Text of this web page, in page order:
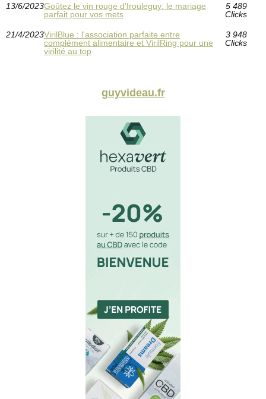
13/6/2023Goûtez le vin rouge d'Irouleguy: le mariage
parfait pour vos mets
5 489
Clicks
21/4/2023VirilBlue : l'association parfaite entre
complément alimentaire et VirilRing pour une
virilité au top
3 948
Clicks
guyvideau.fr